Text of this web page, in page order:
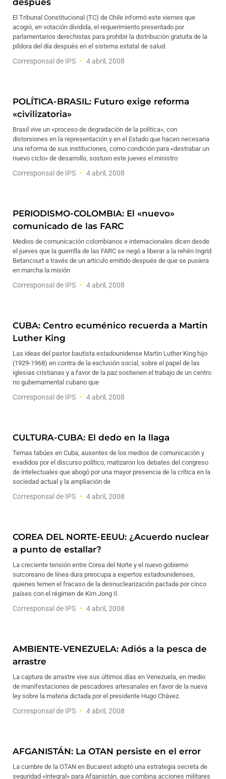
después
El Tribunal Constitucional (TC) de Chile informó este viernes que
acogió, en votación dividida, el requerimiento presentado por
parlamentarios derechistas para prohibir la distribución gratuita de la
píldora del día después en el sistema estatal de salud.
Corresponsal de IPS 4 abril, 2008
POLÍTICA-BRASIL: Futuro exige reforma
«civilizatoria»
Brasil vive un «proceso de degradación de la política», con
distorsiones en la representación y en el Estado que hacen necesaria
una reforma de sus instituciones, como condición para «destrabar un
nuevo ciclo» de desarrollo, sostuvo este jueves el ministro
Corresponsal de IPS 4 abril, 2008
PERIODISMO-COLOMBIA: El «nuevo»
comunicado de las FARC
Medios de comunicación colombianos e internacionales dicen desde
el jueves que la guerrilla de las FARC se negó a liberar a la rehén Ingrid
Betancourt a través de un artículo emitido después de que se pusiera
en marcha la misión
Corresponsal de IPS 4 abril, 2008
CUBA: Centro ecuménico recuerda a Martin
Luther King
Las ideas del pastor bautista estadounidense Martin Luther King hijo
(1929-1968) en contra de la exclusión social, sobre el papel de las
iglesias cristianas y a favor de la paz sostienen el trabajo de un centro
no gubernamental cubano que
Corresponsal de IPS 4 abril, 2008
CULTURA-CUBA: El dedo en la llaga
Temas tabúes en Cuba, ausentes de los medios de comunicación y
evadidos por el discurso político, matizaron los debates del congreso
de intelectuales que abogó por una mayor presencia de la crítica en la
sociedad actual y la ampliación de
Corresponsal de IPS 4 abril, 2008
COREA DEL NORTE-EEUU: ¿Acuerdo nuclear
a punto de estallar?
La creciente tensión entre Corea del Norte y el nuevo gobierno
surcoreano de línea dura preocupa a expertos estadounidenses,
quienes temen el fracaso de la desnuclearización pactada por cinco
países con el régimen de Kim Jong Il.
Corresponsal de IPS 4 abril, 2008
AMBIENTE-VENEZUELA: Adiós a la pesca de
arrastre
La captura de arrastre vive sus últimos días en Venezuela, en medio
de manifestaciones de pescadores artesanales en favor de la nueva
ley sobre la materia dictada por el presidente Hugo Chávez.
Corresponsal de IPS 4 abril, 2008
AFGANISTÁN: La OTAN persiste en el error
La cumbre de la OTAN en Bucarest adoptó una estrategia secreta de
seguridad «integral» para Afganistán, que combina acciones militares